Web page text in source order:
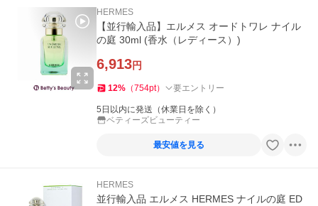
HERMES
【並行輸入品】エルメス オードトワレ ナイル
の庭 30ml (香水（レディース）)
6,913円
12% （754pt） 要エントリー
5日以内に発送（休業日を除く）
ベティーズビューティー
最安値を見る
HERMES
並行輸入品 エルメス HERMES ナイルの庭 ED